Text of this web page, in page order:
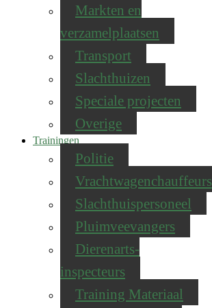
Markten en
verzamelplaatsen
Transport
Slachthuizen
Speciale projecten
Overige
Trainingen
Politie
Vrachtwagenchauffeurs
Slachthuispersoneel
Pluimveevangers
Dierenarts-
inspecteurs
Training Materiaal